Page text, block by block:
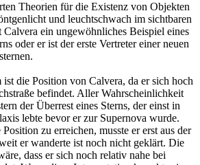
Theorien für die Existenz von Objekten
und leuchtschwach im sichtbaren
ein ungewöhnliches Beispiel eines
oder er ist der erste Vertreter einer neuen
die Position von Calvera, da er sich hoch
befindet. Aller Wahrscheinlichkeit
der Überrest eines Sterns, der einst in
lebte bevor er zur Supernova wurde.
zu erreichen, musste er erst aus der
er wanderte ist noch nicht geklärt. Die
dass er sich noch relativ nahe bei